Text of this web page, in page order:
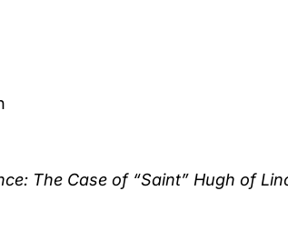
The Case of “Saint” Hugh of